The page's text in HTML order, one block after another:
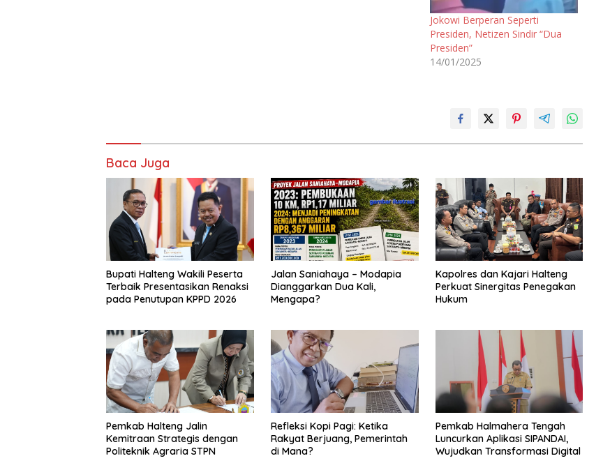
Jokowi Berperan Seperti
Presiden, Netizen Sindir “Dua
Presiden”
14/01/2025
Baca Juga
Bupati Halteng Wakili Peserta
Terbaik Presentasikan Renaksi
pada Penutupan KPPD 2026
Jalan Saniahaya – Modapia
Dianggarkan Dua Kali,
Mengapa?
Kapolres dan Kajari Halteng
Perkuat Sinergitas Penegakan
Hukum
Pemkab Halteng Jalin
Kemitraan Strategis dengan
Politeknik Agraria STPN
Refleksi Kopi Pagi: Ketika
Rakyat Berjuang, Pemerintah
di Mana?
Pemkab Halmahera Tengah
Luncurkan Aplikasi SIPANDAI,
Wujudkan Transformasi Digital